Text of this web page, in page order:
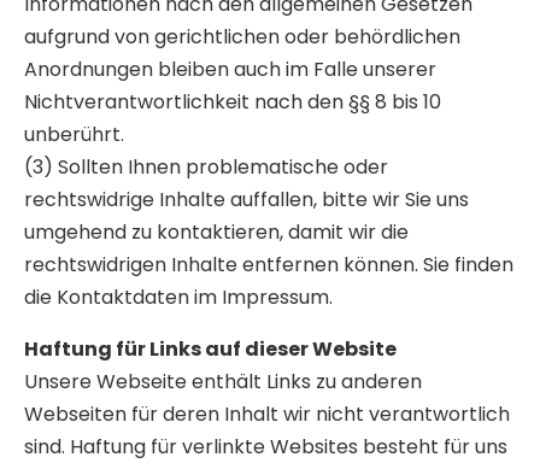
aufgrund von gerichtlichen oder behördlichen
Anordnungen bleiben auch im Falle unserer
Nichtverantwortlichkeit nach den §§ 8 bis 10
unberührt.
(3) Sollten Ihnen problematische oder
rechtswidrige Inhalte auffallen, bitte wir Sie uns
umgehend zu kontaktieren, damit wir die
rechtswidrigen Inhalte entfernen können. Sie finden
die Kontaktdaten im Impressum.
Haftung für Links auf dieser Website
Unsere Webseite enthält Links zu anderen
Webseiten für deren Inhalt wir nicht verantwortlich
sind. Haftung für verlinkte Websites besteht für uns